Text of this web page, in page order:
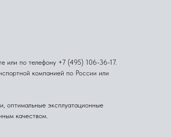
или по телефону +7 (495) 106-36-17.
компанией по России или
оптимальные эксплуатационные
качеством.